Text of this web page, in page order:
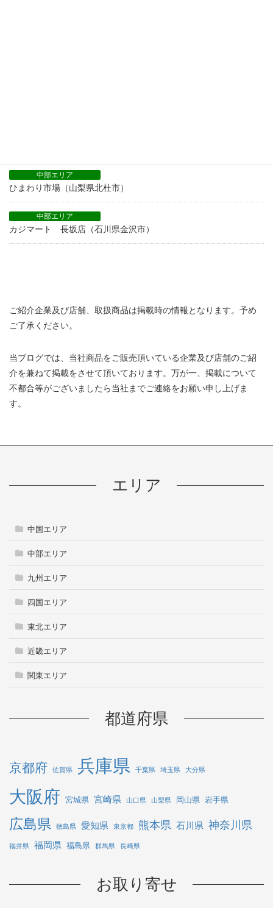
中部エリア
ひまわり市場（山梨県北杜市）
中部エリア
カジマート 長坂店（石川県金沢市）
ご紹介企業及び店舗、取扱商品は掲載時の情報となります。予め
ご了承ください。
当ブログでは、当社商品をご販売頂いている企業及び店舗のご紹
介を兼ねて掲載をさせて頂いております。万が一、掲載について
不都合等がございましたら当社までご連絡をお願い申し上げま
す。
エリア
中国エリア
中部エリア
九州エリア
四国エリア
東北エリア
近畿エリア
関東エリア
都道府県
京都府 佐賀県 兵庫県 千葉県 埼玉県 大分県
大阪府 宮城県 宮崎県 山口県 山梨県 岡山県 岩手県
広島県 徳島県 愛知県 東京都 熊本県 石川県 神奈川県
福井県 福岡県 福島県 群馬県 長崎県
お取り寄せ